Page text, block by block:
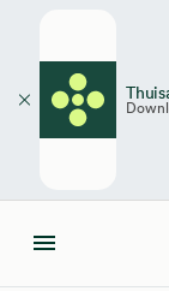
Sluiten
Menu